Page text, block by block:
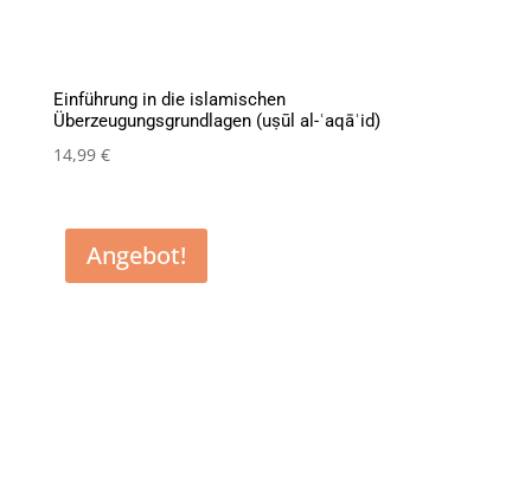
Einführung in die islamischen
Überzeugungsgrundlagen (uṣūl al-ʿaqāʾid)
14,99 €
Angebot!